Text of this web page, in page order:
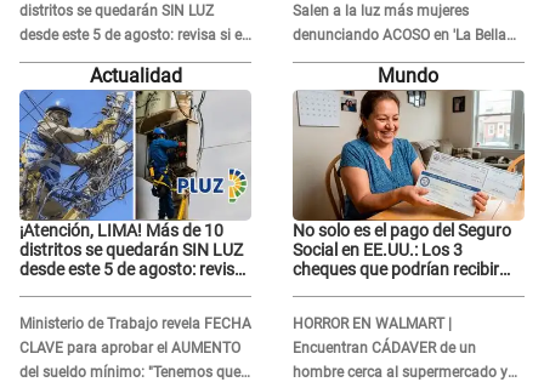
distritos se quedarán SIN LUZ
desde este 5 de agosto: revisa si el
tuyo está en la lista
Salen a la luz más mujeres
denunciando ACOSO en 'La Bella
Luz' por parte de director
Actualidad
¡Atención, LIMA! Más de 10
distritos se quedarán SIN LUZ
desde este 5 de agosto: revisa
Ministerio de Trabajo revela FECHA
CLAVE para aprobar el AUMENTO
del sueldo mínimo: "Tenemos que
Mundo
No solo es el pago del Seguro
Social en EE.UU.: Los 3
cheques que podrían recibir
HORROR EN WALMART |
Encuentran CÁDAVER de un
hombre cerca al supermercado y